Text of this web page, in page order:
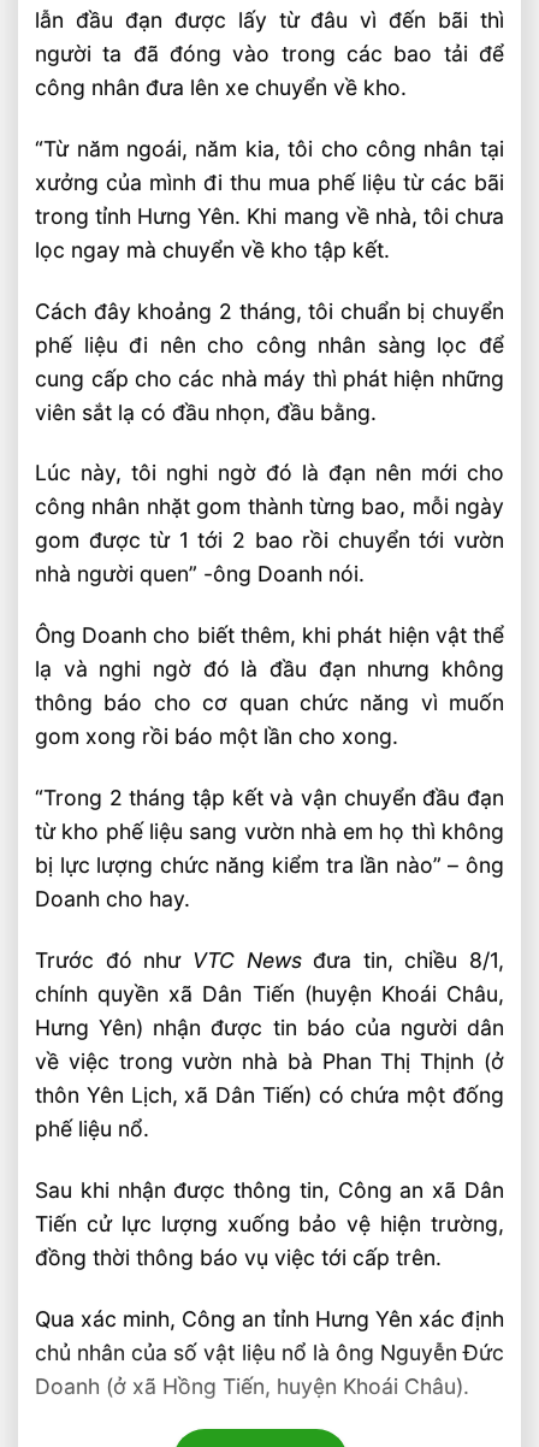
lẫn đầu đạn được lấy từ đâu vì đến bãi thì
người ta đã đóng vào trong các bao tải để
công nhân đưa lên xe chuyển về kho.
“Từ năm ngoái, năm kia, tôi cho công nhân tại
xưởng của mình đi thu mua phế liệu từ các bãi
trong tỉnh Hưng Yên. Khi mang về nhà, tôi chưa
lọc ngay mà chuyển về kho tập kết.
Cách đây khoảng 2 tháng, tôi chuẩn bị chuyển
phế liệu đi nên cho công nhân sàng lọc để
cung cấp cho các nhà máy thì phát hiện những
viên sắt lạ có đầu nhọn, đầu bằng.
Lúc này, tôi nghi ngờ đó là đạn nên mới cho
công nhân nhặt gom thành từng bao, mỗi ngày
gom được từ 1 tới 2 bao rồi chuyển tới vườn
nhà người quen” -ông Doanh nói.
Ông Doanh cho biết thêm, khi phát hiện vật thể
lạ và nghi ngờ đó là đầu đạn nhưng không
thông báo cho cơ quan chức năng vì muốn
gom xong rồi báo một lần cho xong.
“Trong 2 tháng tập kết và vận chuyển đầu đạn
từ kho phế liệu sang vườn nhà em họ thì không
bị lực lượng chức năng kiểm tra lần nào” – ông
Doanh cho hay.
Trước đó như VTC Newsđưa tin, chiều 8/1,
chính quyền xã Dân Tiến (huyện Khoái Châu,
Hưng Yên) nhận được tin báo của người dân
về việc trong vườn nhà bà Phan Thị Thịnh (ở
thôn Yên Lịch, xã Dân Tiến) có chứa một đống
phế liệu nổ.
Sau khi nhận được thông tin, Công an xã Dân
Tiến cử lực lượng xuống bảo vệ hiện trường,
đồng thời thông báo vụ việc tới cấp trên.
Qua xác minh, Công an tỉnh Hưng Yên xác định
chủ nhân của số vật liệu nổ là ông Nguyễn Đức
Doanh (ở xã Hồng Tiến, huyện Khoái Châu).